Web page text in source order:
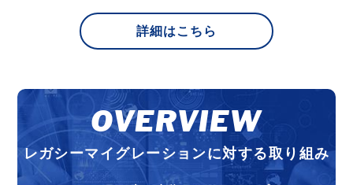
詳細はこちら
OVERVIEW
レガシーマイグレーションに対する取り組み